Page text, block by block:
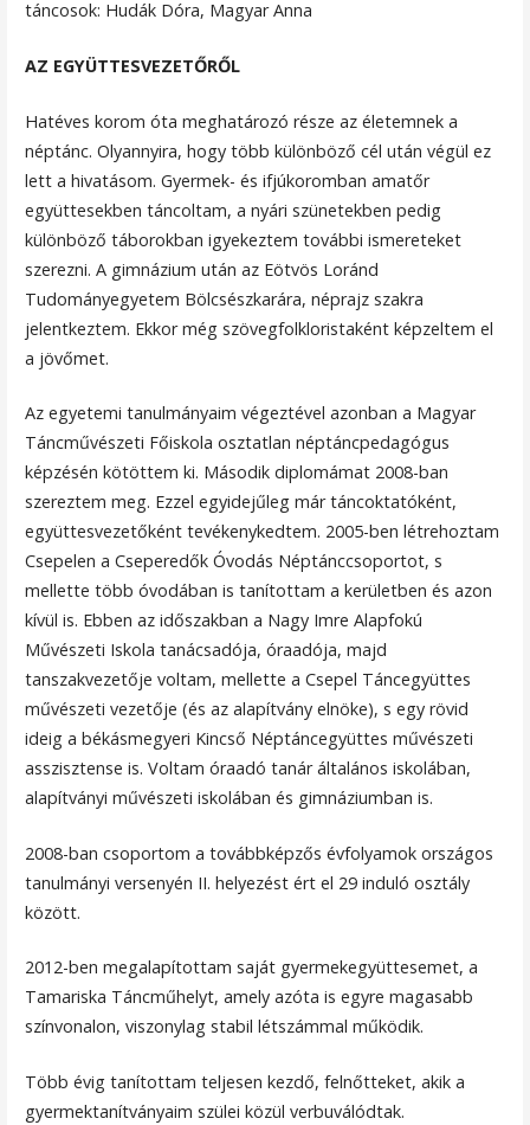
táncosok: Hudák Dóra, Magyar Anna
AZ EGYÜTTESVEZETŐRŐL
Hatéves korom óta meghatározó része az életemnek a
néptánc. Olyannyira, hogy több különböző cél után végül ez
lett a hivatásom. Gyermek- és ifjúkoromban amatőr
együttesekben táncoltam, a nyári szünetekben pedig
különböző táborokban igyekeztem további ismereteket
szerezni. A gimnázium után az Eötvös Loránd
Tudományegyetem Bölcsészkarára, néprajz szakra
jelentkeztem. Ekkor még szövegfolkloristaként képzeltem el
a jövőmet.
Az egyetemi tanulmányaim végeztével azonban a Magyar
Táncművészeti Főiskola osztatlan néptáncpedagógus
képzésén kötöttem ki. Második diplomámat 2008-ban
szereztem meg. Ezzel egyidejűleg már táncoktatóként,
együttesvezetőként tevékenykedtem. 2005-ben létrehoztam
Csepelen a Cseperedők Óvodás Néptánccsoportot, s
mellette több óvodában is tanítottam a kerületben és azon
kívül is. Ebben az időszakban a Nagy Imre Alapfokú
Művészeti Iskola tanácsadója, óraadója, majd
tanszakvezetője voltam, mellette a Csepel Táncegyüttes
művészeti vezetője (és az alapítvány elnöke), s egy rövid
ideig a békásmegyeri Kincső Néptáncegyüttes művészeti
asszisztense is. Voltam óraadó tanár általános iskolában,
alapítványi művészeti iskolában és gimnáziumban is.
2008-ban csoportom a továbbképzős évfolyamok országos
tanulmányi versenyén II. helyezést ért el 29 induló osztály
között.
2012-ben megalapítottam saját gyermekegyüttesemet, a
Tamariska Táncműhelyt, amely azóta is egyre magasabb
színvonalon, viszonylag stabil létszámmal működik.
Több évig tanítottam teljesen kezdő, felnőtteket, akik a
gyermektanítványaim szülei közül verbuválódtak.